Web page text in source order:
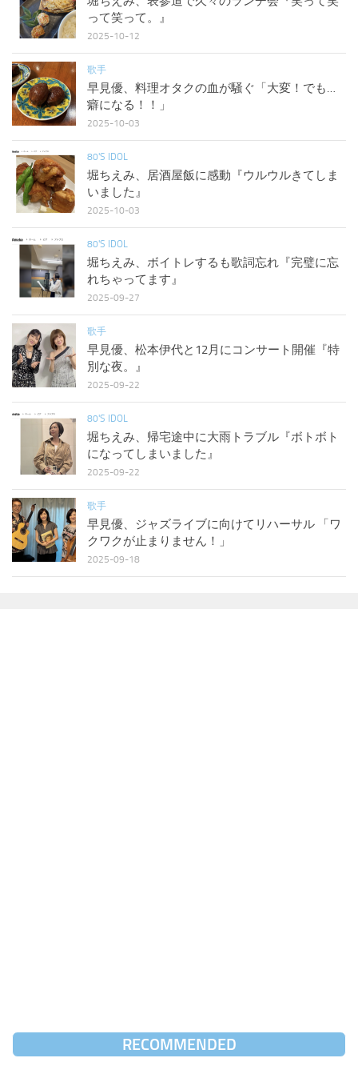
って笑って。』
2025-10-12
歌手
早見優、料理オタクの血が騒ぐ「大変！でも…
癖になる！！」
2025-10-03
80'S IDOL
堀ちえみ、居酒屋飯に感動『ウルウルきてしま
いました』
2025-10-03
80'S IDOL
堀ちえみ、ボイトレするも歌詞忘れ『完璧に忘
れちゃってます』
2025-09-27
歌手
早見優、松本伊代と12月にコンサート開催『特
別な夜。』
2025-09-22
80'S IDOL
堀ちえみ、帰宅途中に大雨トラブル『ボトボト
になってしまいました』
2025-09-22
歌手
早見優、ジャズライブに向けてリハーサル 「ワ
クワクが止まりません！」
2025-09-18
RECOMMENDED